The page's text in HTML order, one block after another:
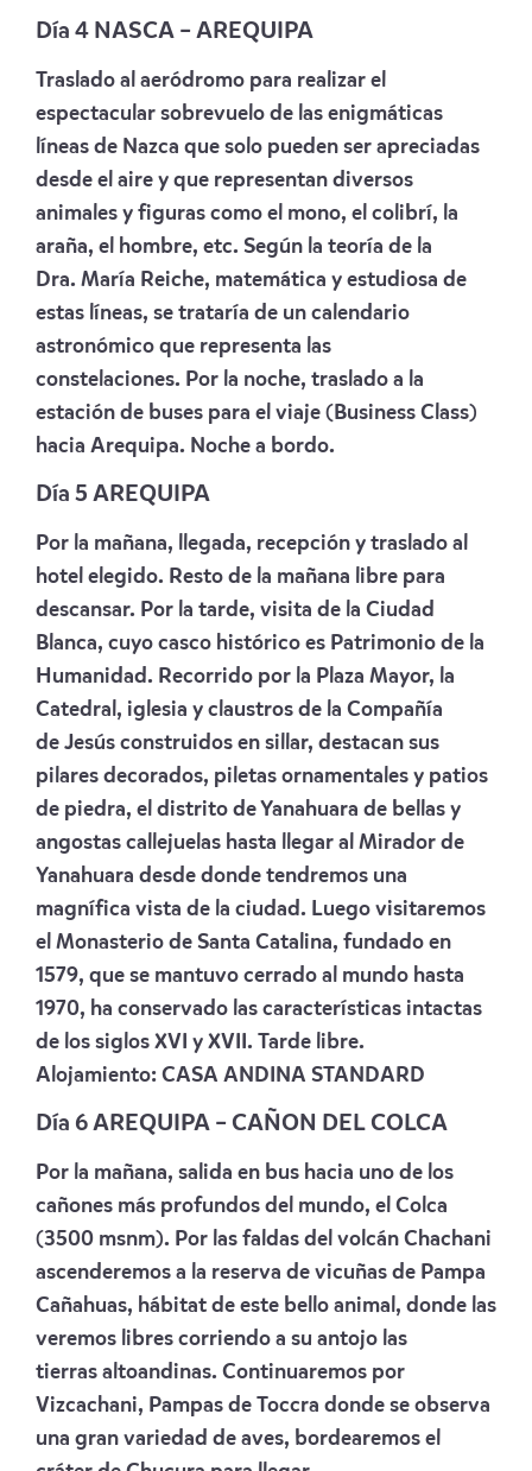
Día 4 NASCA – AREQUIPA
Traslado al aeródromo para realizar el
espectacular sobrevuelo de las enigmáticas
líneas de Nazca que solo pueden ser apreciadas
desde el aire y que representan diversos
animales y figuras como el mono, el colibrí, la
araña, el hombre, etc. Según la teoría de la
Dra. María Reiche, matemática y estudiosa de
estas líneas, se trataría de un calendario
astronómico que representa las
constelaciones. Por la noche, traslado a la
estación de buses para el viaje (Business Class)
hacia Arequipa. Noche a bordo.
Día 5 AREQUIPA
Por la mañana, llegada, recepción y traslado al
hotel elegido. Resto de la mañana libre para
descansar. Por la tarde, visita de la Ciudad
Blanca, cuyo casco histórico es Patrimonio de la
Humanidad. Recorrido por la Plaza Mayor, la
Catedral, iglesia y claustros de la Compañía
de Jesús construidos en sillar, destacan sus
pilares decorados, piletas ornamentales y patios
de piedra, el distrito de Yanahuara de bellas y
angostas callejuelas hasta llegar al Mirador de
Yanahuara desde donde tendremos una
magnífica vista de la ciudad. Luego visitaremos
el Monasterio de Santa Catalina, fundado en
1579, que se mantuvo cerrado al mundo hasta
1970, ha conservado las características intactas
de los siglos XVI y XVII. Tarde libre.
Alojamiento: CASA ANDINA STANDARD
Día 6 AREQUIPA – CAÑON DEL COLCA
Por la mañana, salida en bus hacia uno de los
cañones más profundos del mundo, el Colca
(3500 msnm). Por las faldas del volcán Chachani
ascenderemos a la reserva de vicuñas de Pampa
Cañahuas, hábitat de este bello animal, donde las
veremos libres corriendo a su antojo las
tierras altoandinas. Continuaremos por
Vizcachani, Pampas de Toccra donde se observa
una gran variedad de aves, bordearemos el